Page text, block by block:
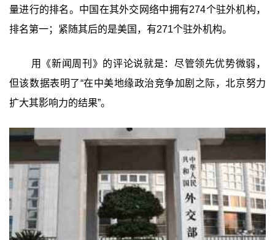
量进行的排名。中国在其外交网络中拥有274个驻外机构，
排名第一；紧随其后的是美国，有271个驻外机构。
用《新闻周刊》的评论说就是：尽管领先优势微弱，
但该数据表明了“在中美地缘政治竞争加剧之际，北京努力
扩大其影响力的结果”。